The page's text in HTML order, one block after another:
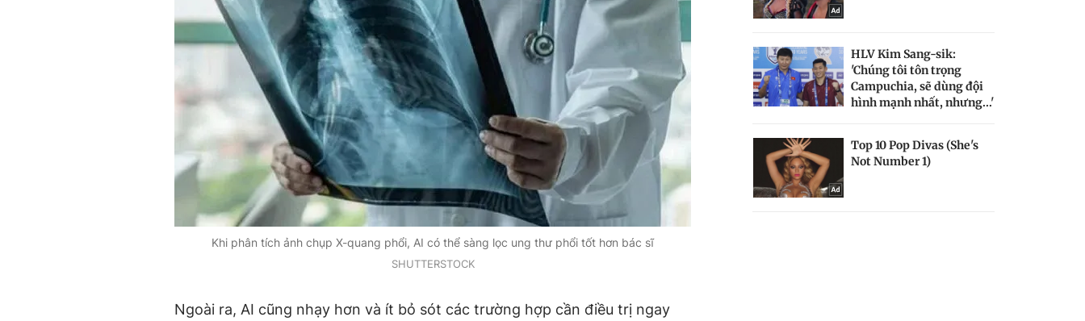
Khi phân tích ảnh chụp X-quang phổi, AI có thể sàng lọc ung thư phổi tốt hơn bác sĩ
SHUTTERSTOCK
Ngoài ra, AI cũng nhạy hơn và ít bỏ sót các trường hợp cần điều trị ngay